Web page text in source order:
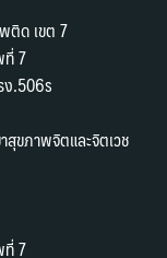
ติด เขต 7
ที่ 7
ง.506s
ขภาพจิตและจิตเวช
ที่ 7